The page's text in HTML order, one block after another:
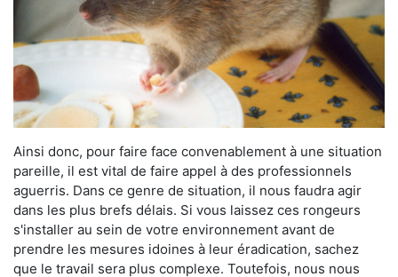
Ainsi donc, pour faire face convenablement à une situation
pareille, il est vital de faire appel à des professionnels
aguerris. Dans ce genre de situation, il nous faudra agir
dans les plus brefs délais. Si vous laissez ces rongeurs
s'installer au sein de votre environnement avant de
prendre les mesures idoines à leur éradication, sachez
que le travail sera plus complexe. Toutefois, nous nous